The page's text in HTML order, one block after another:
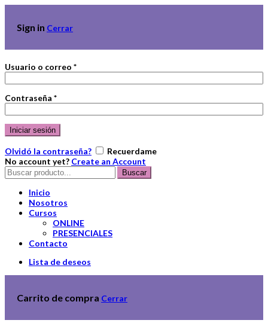
Sign in Cerrar
Usuario o correo *
Contraseña *
Iniciar sesión
Olvidó la contraseña?
Recuerdame
No account yet? Create an Account
Buscar
por:
Buscar
Inicio
Nosotros
Cursos
ONLINE
PRESENCIALES
Contacto
Lista de deseos
Carrito de compra Cerrar